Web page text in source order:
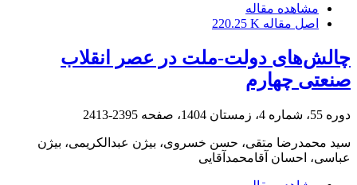
مشاهده مقاله
اصل مقاله 220.25 K
چالش‌های دولت-ملت در عصر انقلاب
صنعتی چهارم
دوره 55، شماره 4، زمستان 1404، صفحه 2395-2413
سید محمدرضا متقی، حسن خسروی، بیژن عبدالکریمی، بیژن
عباسی، احسان آقامحمدآقایی